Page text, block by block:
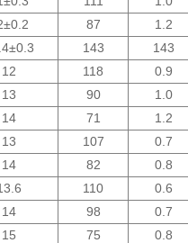
87 1.2
143
143
12 118
0.9
13 90
1.0
14 71 1.2
13 107
0.7
14 82
0.8
110
0.6
14 98
0.7
15 75
0.8